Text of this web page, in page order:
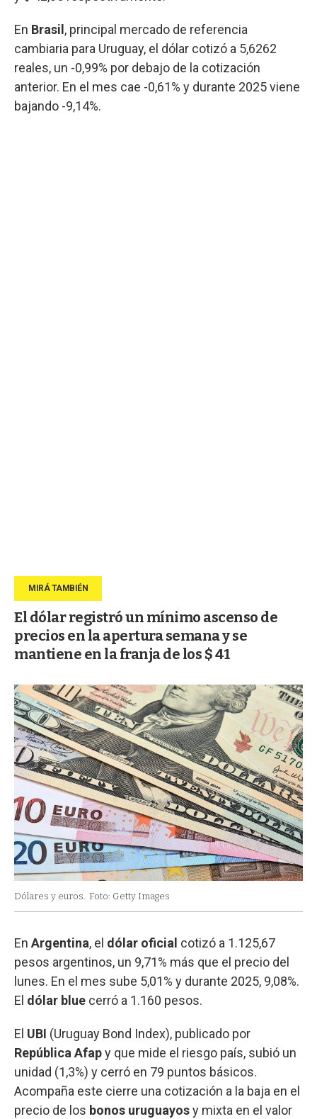
En Brasil , principal mercado de referencia
cambiaria para Uruguay, el dólar cotizó a 5,6262
reales, un -0,99% por debajo de la cotización
anterior. En el mes cae -0,61% y durante 2025 viene
bajando -9,14%.
El dólar registró un mínimo ascenso de
precios en la apertura semana y se
mantiene en la franja de los $ 41
Dólares y euros. Foto: Getty Images
En Argentina, el dólar oficial cotizó a 1.125,67
pesos argentinos, un 9,71% más que el precio del
lunes. En el mes sube 5,01% y durante 2025, 9,08%.
El dólar blue cerró a 1.160 pesos.
El UBI (Uruguay Bond Index), publicado por
República Afapy que mide el riesgo país, subió un
unidad (1,3%) y cerró en 79 puntos básicos.
Acompaña este cierre una cotización a la baja en el
precio de los bonos uruguayosy mixta en el valor